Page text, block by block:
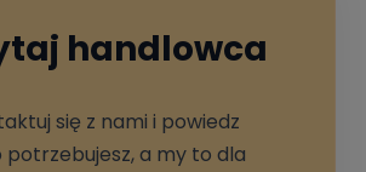
handlowca
się z nami i powiedz
potrzebujesz, a my to dla